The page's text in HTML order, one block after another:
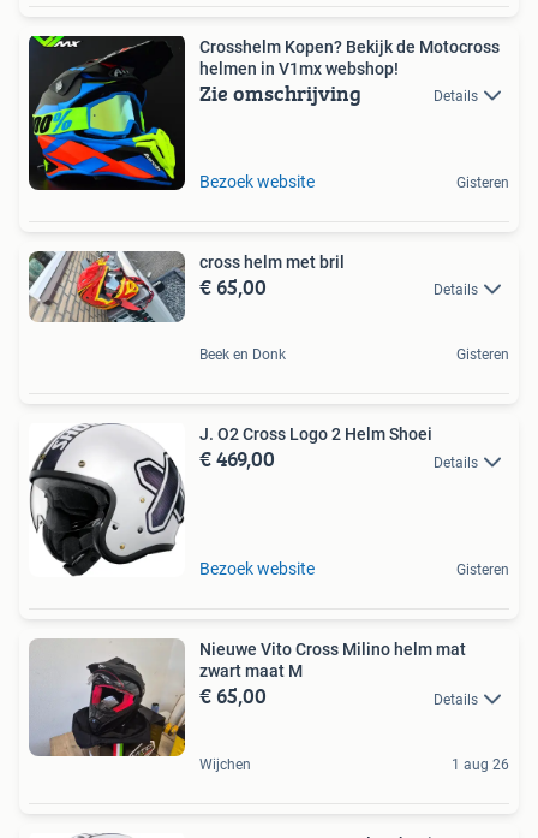
Crosshelm Kopen? Bekijk de Motocross
helmen in V1mx webshop!
Zie omschrijving Details
Bezoek website Gisteren
cross helm met bril
€ 65,00 Details
Beek en Donk Gisteren
J. O2 Cross Logo 2 Helm Shoei
€ 469,00 Details
Bezoek website Gisteren
Nieuwe Vito Cross Milino helm mat
zwart maat M
€ 65,00 Details
Wijchen 1 aug 26